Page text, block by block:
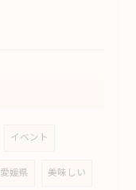
イベント
愛媛県 美味しい